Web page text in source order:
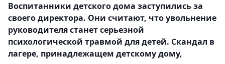
Воспитанники детского дома заступились за
своего директора. Они считают, что увольнение
руководителя станет серьезной
психологической травмой для детей. Скандал в
лагере, принадлежащем детскому дому,